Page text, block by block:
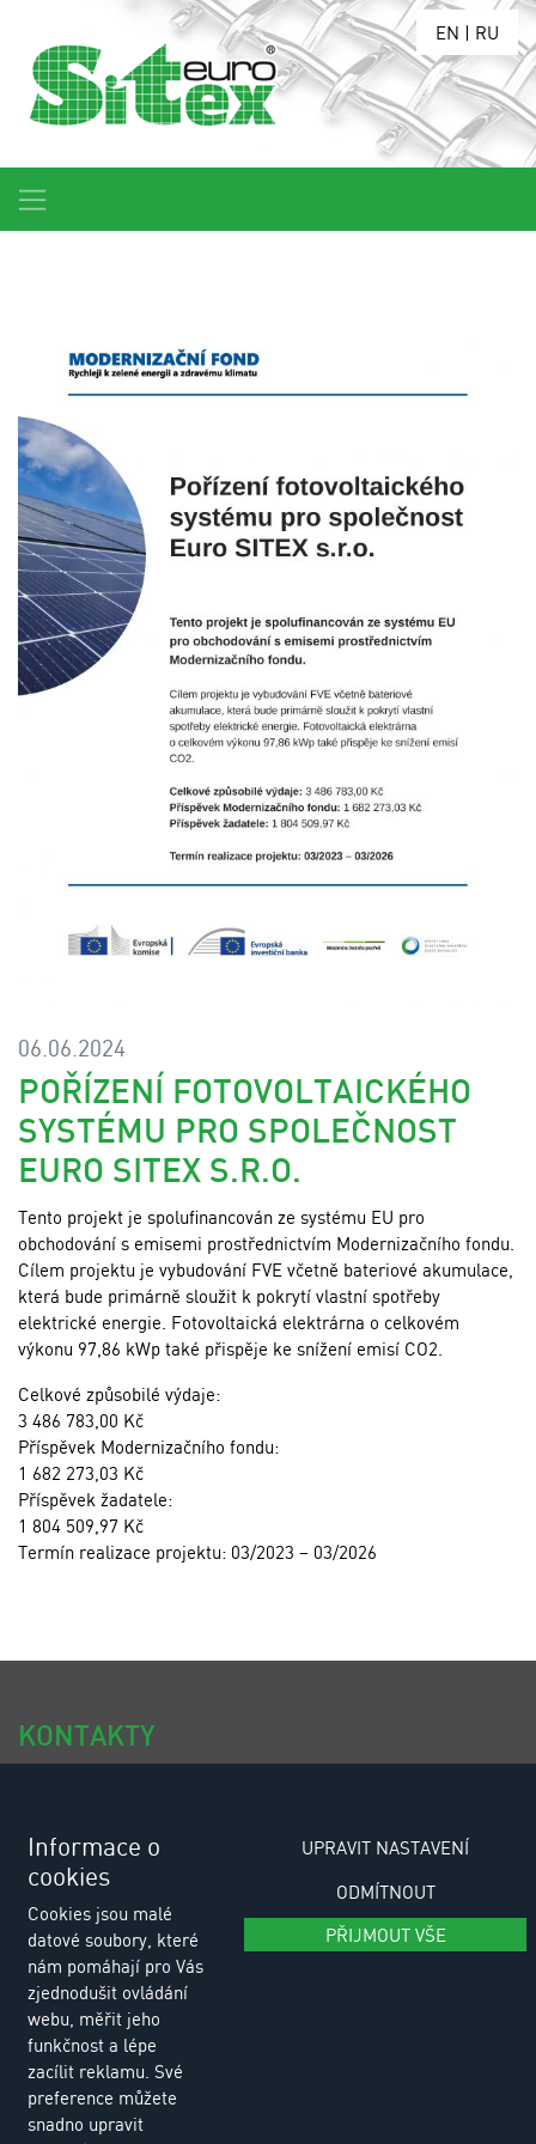
EN | RU
06.06.2024
POŘÍZENÍ FOTOVOLTAICKÉHO
SYSTÉMU PRO SPOLEČNOST
EURO SITEX S.R.O.
Tento projekt je spolufinancován ze systému EU pro
obchodování s emisemi prostřednictvím Modernizačního fondu.
Cílem projektu je vybudování FVE včetně bateriové akumulace,
která bude primárně sloužit k pokrytí vlastní spotřeby
elektrické energie. Fotovoltaická elektrárna o celkovém
výkonu 97,86 kWp také přispěje ke snížení emisí CO2.
Celkové způsobilé výdaje:
3 486 783,00 Kč
Příspěvek Modernizačního fondu:
1 682 273,03 Kč
Příspěvek žadatele:
1 804 509,97 Kč
Termín realizace projektu: 03/2023 – 03/2026
KONTAKTY
tel.: +420 318 494 100
e-email: eurositex@eurositex.cz
Euro SITEX s.r.o.
K Podlesí 630, 261 01 Příbram VI
Česká republika
Zásady zpracování osobních údajů
Informace o
cookies
Cookies jsou malé
datové soubory, které
nám pomáhají pro Vás
zjednodušit ovládání
webu, měřit jeho
funkčnost a lépe
zacílit reklamu. Své
preference můžete
snadno upravit
UPRAVIT NASTAVENÍ
ODMÍTNOUT
PŘIJMOUT VŠE